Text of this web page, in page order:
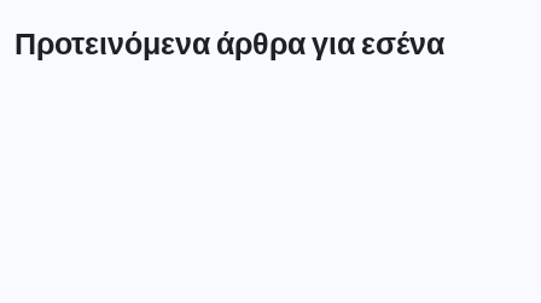
Προτεινόμενα άρθρα για εσένα